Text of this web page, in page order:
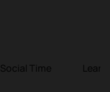
Social Time